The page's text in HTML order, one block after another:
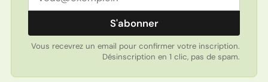
S'abonner
Vous recevrez un email pour confirmer votre inscription.
Désinscription en 1 clic, pas de spam.